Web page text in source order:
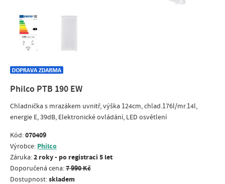
Philco PTB 190 EW
Chladnička s mrazákem uvnitř, výška 124cm, chlad.176l/mr.14l,
energie E, 39dB, Elektronické ovládání, LED osvětlení
Kód:070409
Výrobce: Philco
Záruka:2 roky - po registraci 5 let
Doporučená cena:7 990 Kč
Dostupnost:skladem